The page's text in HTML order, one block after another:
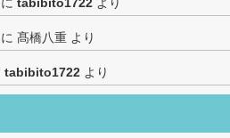
に 髙橋八重 より
tabibito1722 より